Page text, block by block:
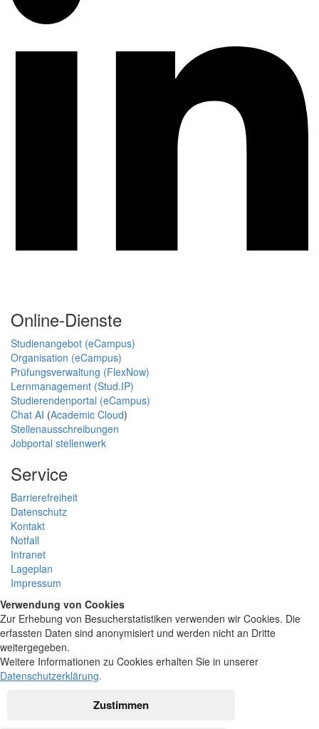
Online-Dienste
Studienangebot (eCampus)
Organisation (eCampus)
Prüfungsverwaltung (FlexNow)
Lernmanagement (Stud.IP)
Studierendenportal (eCampus)
Chat AI (Academic Cloud)
Stellenausschreibungen
Jobportal stellenwerk
Service
Barrierefreiheit
Datenschutz
Kontakt
Notfall
Intranet
Lageplan
Impressum
Verwendung von Cookies
Zur Erhebung von Besucherstatistiken verwenden wir Cookies. Die
erfassten Daten sind anonymisiert und werden nicht an Dritte
weitergegeben.
Weitere Informationen zu Cookies erhalten Sie in unserer
Datenschutzerklärung.
Zustimmen